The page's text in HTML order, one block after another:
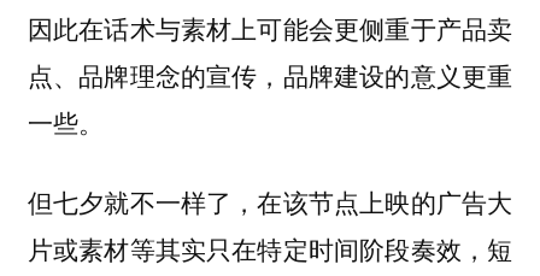
因此在话术与素材上可能会更侧重于产品卖
点、品牌理念的宣传，品牌建设的意义更重
一些。
但七夕就不一样了，在该节点上映的广告大
片或素材等其实只在特定时间阶段奏效，短